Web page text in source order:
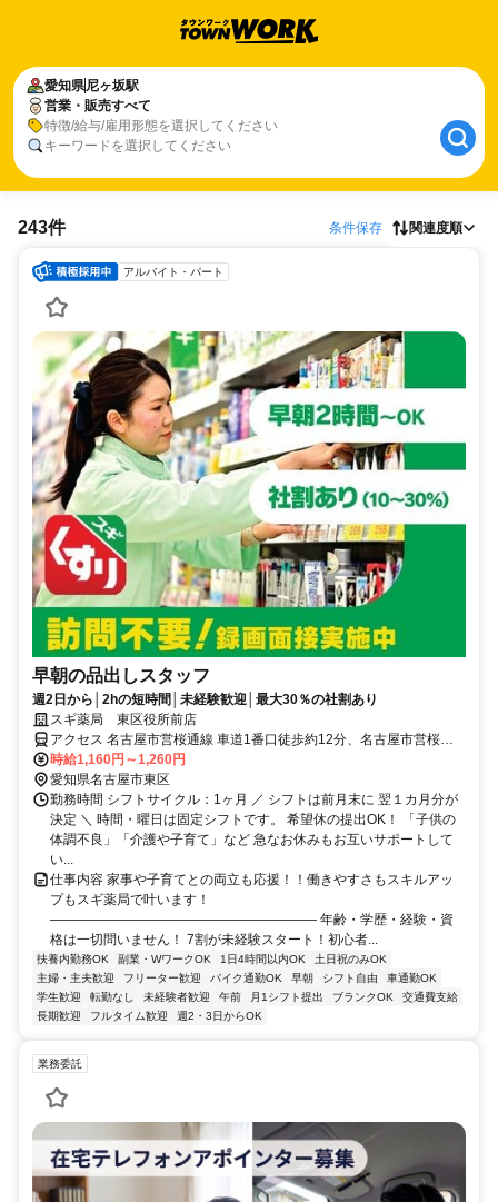
愛知県尼ヶ坂駅
営業・販売すべて
特徴/給与/雇用形態を選択してください
キーワードを選択してください
243件 条件保存 関連度順
アルバイト・パート
早朝の品出しスタッフ
週2日から│2hの短時間│未経験歓迎│最大30％の社割あり
スギ薬局 東区役所前店
アクセス 名古屋市営桜通線 車道1番口徒歩約12分、名古屋市営桜通
線 高岳2番口徒歩約17分、名鉄瀬戸線 森下（愛知県）徒歩約16分
時給1,160円～1,260円
愛知県名古屋市東区
勤務時間 シフトサイクル：1ヶ月 ／ シフトは前月末に 翌１カ月分が
決定 ＼ 時間・曜日は固定シフトです。 希望休の提出OK！ 「子供の
体調不良」「介護や子育て」など 急なお休みもお互いサポートして
い...
仕事内容 家事や子育てとの両立も応援！！働きやすさもスキルアッ
プもスギ薬局で叶います！
―――――――――――――――――――― 年齢・学歴・経験・資
格は一切問いません！ 7割が未経験スタート！初心者...
扶養内勤務OK 副業・WワークOK 1日4時間以内OK
土日祝のみOK
主婦・主夫歓迎
フリーター歓迎 バイク通勤OK 早朝 シフト自由
車通勤OK
学生歓迎
転勤なし 未経験者歓迎 午前 月1シフト提出 ブランクOK
交通費支給
長期歓迎
フルタイム歓迎 週2・3日からOK
業務委託